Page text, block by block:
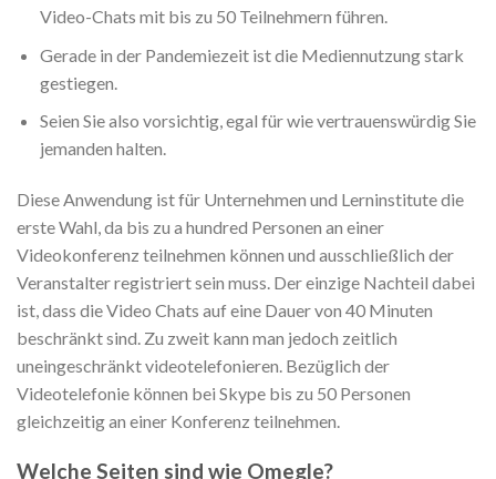
Video-Chats mit bis zu 50 Teilnehmern führen.
Gerade in der Pandemiezeit ist die Mediennutzung stark
gestiegen.
Seien Sie also vorsichtig, egal für wie vertrauenswürdig Sie
jemanden halten.
Diese Anwendung ist für Unternehmen und Lerninstitute die
erste Wahl, da bis zu a hundred Personen an einer
Videokonferenz teilnehmen können und ausschließlich der
Veranstalter registriert sein muss. Der einzige Nachteil dabei
ist, dass die Video Chats auf eine Dauer von 40 Minuten
beschränkt sind. Zu zweit kann man jedoch zeitlich
uneingeschränkt videotelefonieren. Bezüglich der
Videotelefonie können bei Skype bis zu 50 Personen
gleichzeitig an einer Konferenz teilnehmen.
Welche Seiten sind wie Omegle?